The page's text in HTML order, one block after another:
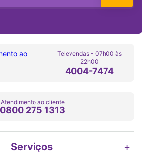
Televendas - 07h00 às
22h00
4004-7474
Atendimento ao cliente
0800 275 1313
Serviços +